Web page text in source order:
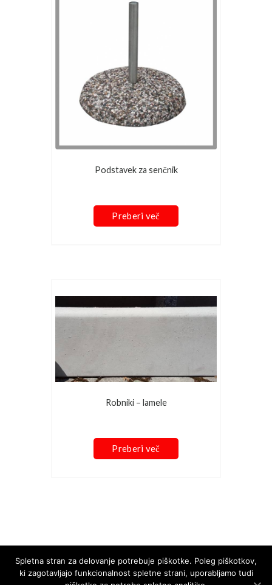
Podstavek za senčnik
Preberi več
Robniki – lamele
Preberi več
Izvensodno reševanje potrošniških sporov
Spletna stran za delovanje potrebuje piškotke. Poleg piškotkov,
ki zagotavljajo funkcionalnost spletne strani, uporabljamo tudi